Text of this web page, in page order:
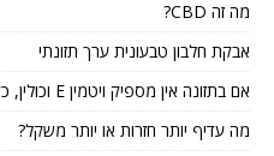
מה זה CBD?
אבקת חלבון טבעונית ערך תזונתי
אם בתזונה אין מספיק ויטמין E וכולין, כדאי לצרוך תוספים שלהם להשלמה
מה עדיף יותר חזרות או יותר משקל?